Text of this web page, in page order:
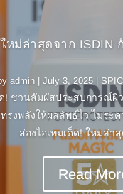
หม่ล่าสุดจาก ISDIN
admin |July 3, 2025 |
! ชวนสัมผัสประสบการณ์ผิ
รงพลังให้ผลลัพธ์ไว ไม่ระ
งไอเทมเด็ด! ใหม่ล่าสุด
Read